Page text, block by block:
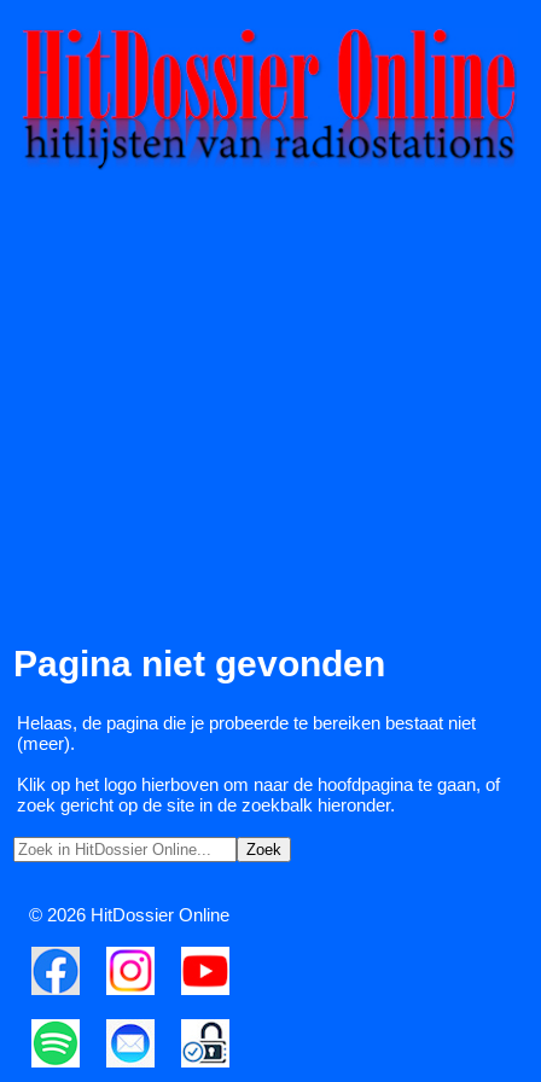
Pagina niet gevonden
Helaas, de pagina die je probeerde te bereiken bestaat niet
(meer).
Klik op het logo hierboven om naar de hoofdpagina te gaan, of
zoek gericht op de site in de zoekbalk hieronder.
© 2026 HitDossier Online